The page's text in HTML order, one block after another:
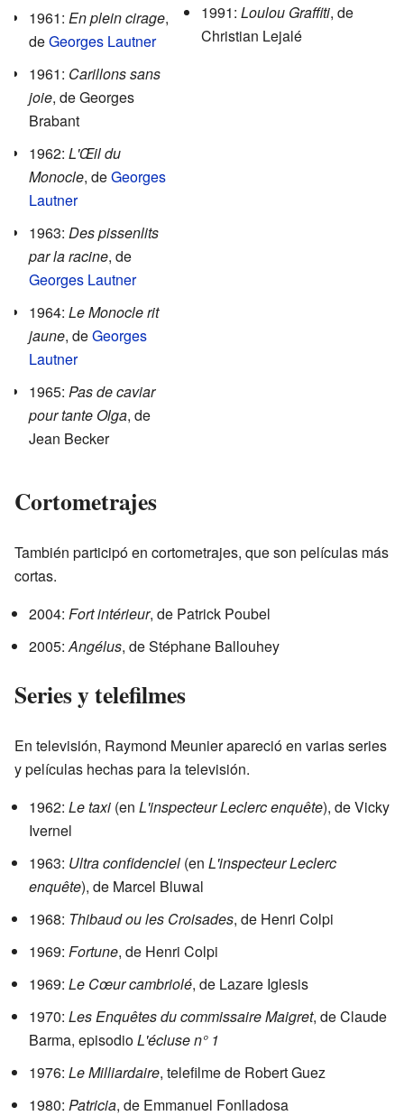
1961: En plein cirage,
deGeorges Lautner
1961: Carillons sans
joie, de Georges
Brabant
1962: L'Œil du
Monocle, deGeorges
Lautner
1963: Des pissenlits
par la racine, de
Georges Lautner
1964: Le Monocle rit
jaune, deGeorges
Lautner
1965: Pas de caviar
pour tante Olga, de
Jean Becker
1991: Loulou Graffiti, de
Christian Lejalé
Cortometrajes
También participó en cortometrajes, que son películas más
cortas.
2004: Fort intérieur, de Patrick Poubel
2005:Angélus, de Stéphane Ballouhey
Series y telefilmes
En televisión, Raymond Meunier apareció en varias series
y películas hechas para la televisión.
1962: Le taxi (en L'inspecteur Leclerc enquête), de Vicky
Ivernel
1963: Ultra confidenciel (en L'inspecteur Leclerc
enquête), de Marcel Bluwal
1968: Thibaud ou les Croisades, de Henri Colpi
1969: Fortune, de Henri Colpi
1969: Le Cœur cambriolé, de Lazare Iglesis
1970: Les Enquêtes du commissaire Maigret, de Claude
Barma, episodioL'écluse n° 1
1976: Le Milliardaire, telefilme de Robert Guez
1980: Patricia, de Emmanuel Fonlladosa